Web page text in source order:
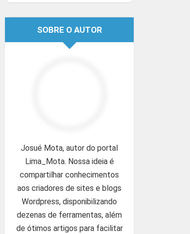
SOBRE O AUTOR
Josué Mota, autor do portal
Lima_Mota. Nossa ideia é
compartilhar conhecimentos
aos criadores de sites e blogs
Wordpress, disponibilizando
dezenas de ferramentas, além
de ótimos artigos para facilitar